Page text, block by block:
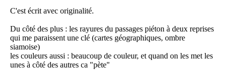
C'est écrit avec originalité.
Du côté des plus : les rayures du passages piéton à deux reprises
qui me paraissent une clé (cartes géographiques, ombre
siamoise)
les couleurs aussi : beaucoup de couleur, et quand on les met les
unes à côté des autres ca "pète"